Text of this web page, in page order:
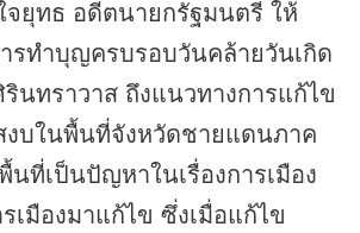
ยุทธ อดีตนายกรัฐมนตรี ให้
ทำบุญครบรอบวันคล้ายวันเกิด
นทราวาส ถึงแนวทางการแก้ไข
บในพื้นที่จังหวัดชายแดนภาค
ที่เป็นปัญหาในเรื่องการเมือง
เมืองมาแก้ไข ซึ่งเมื่อแก้ไข